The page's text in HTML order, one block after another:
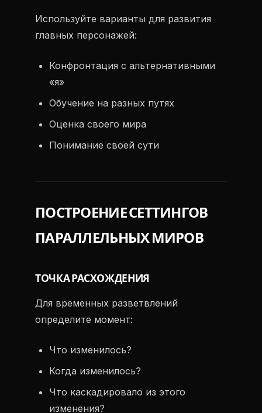
Используйте варианты для развития
главных персонажей:
Конфронтация с альтернативными
«я»
Обучение на разных путях
Оценка своего мира
Понимание своей сути
ПОСТРОЕНИЕ СЕТТИНГОВ
ПАРАЛЛЕЛЬНЫХ МИРОВ
ТОЧКА РАСХОЖДЕНИЯ
Для временных разветвлений
определите момент:
Что изменилось?
Когда изменилось?
Что каскадировало из этого
изменения?